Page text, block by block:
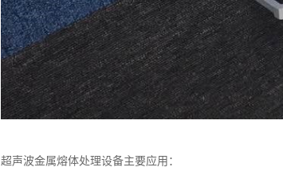
超声波金属熔体处理设备主要应用：